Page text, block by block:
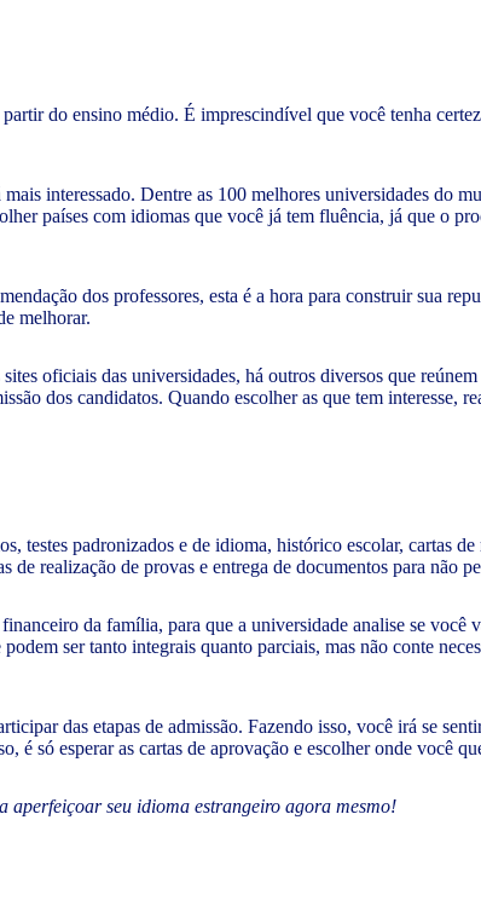
do ensino médio. É imprescindível que você tenha
mais interessado. Dentre as 100 melhores universidades do
países com idiomas que você já tem fluência, já que o
dos professores, esta é a hora para construir sua
melhorar.
oficiais das universidades, há outros diversos que
dos candidatos. Quando escolher as que tem interesse,
testes padronizados e de idioma, histórico escolar, cartas
de realização de provas e entrega de documentos para não
da família, para que a universidade analise se você
ser tanto integrais quanto parciais, mas não conte
das etapas de admissão. Fazendo isso, você irá se
só esperar as cartas de aprovação e escolher onde você
aperfeiçoar seu idioma estrangeiro agora mesmo!